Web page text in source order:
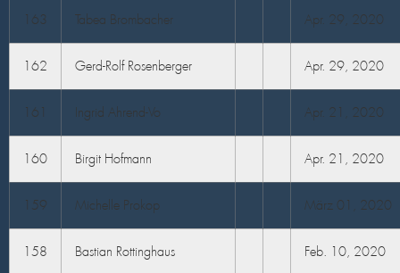
163 Tabea Brombacher Apr. 29, 2020
162 Gerd-Rolf Rosenberger Apr. 29, 2020
161 Ingrid Ahrend-Vo Apr. 21, 2020
160 Birgit Hofmann Apr. 21, 2020
159 Michelle Prokop März 01, 2020
158 Bastian Rottinghaus Feb. 10, 2020